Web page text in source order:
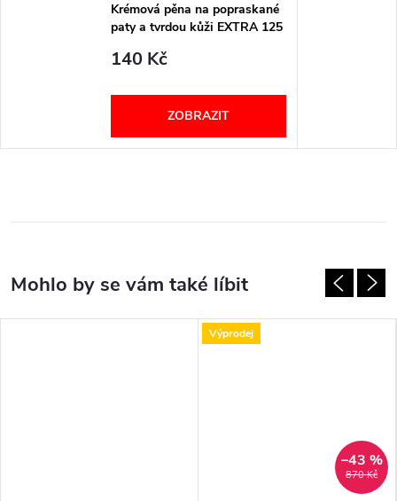
Krémová pěna na popraskané
paty a tvrdou kůži EXTRA 125
140 Kč
ZOBRAZIT
Výprodej
870 Kč
–43 %